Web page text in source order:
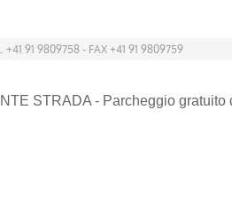
91 9809758 - FAX +41 91 9809759
STRADA - Parcheggio gratuito